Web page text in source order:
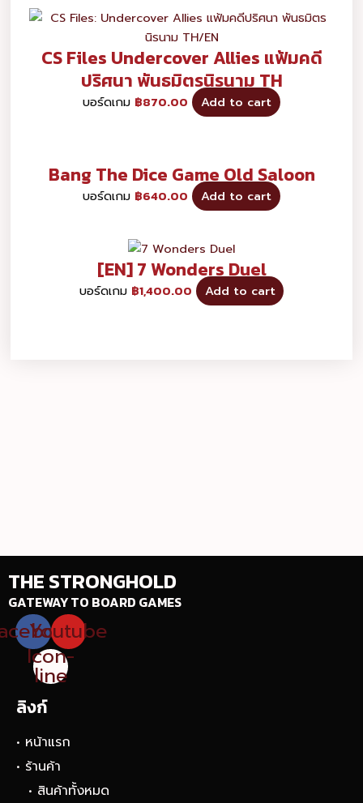
CS Files Undercover Allies แฟ้มคดี
ปริศนา พันธมิตรนิรนาม TH
บอร์ดเกม ฿870.00 Add to cart
Bang The Dice Game Old Saloon
บอร์ดเกม ฿640.00 Add to cart
[EN] 7 Wonders Duel
บอร์ดเกม ฿1,400.00 Add to cart
THE STRONGHOLD
GATEWAY TO BOARD GAMES
Youtube
Icon-
line
ลิงก์
• หน้าแรก
• ร้านค้า
• สินค้าทั้งหมด